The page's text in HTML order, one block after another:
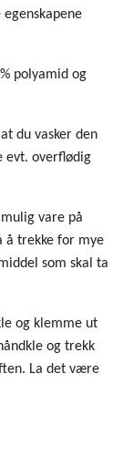
polyamid og
du vasker den
evt. overflødig
vare på
å trekke for mye
som skal ta
og klemme ut
og trekk
La det være